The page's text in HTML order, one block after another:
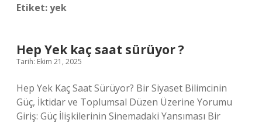
Etiket:yek
Hep Yek kaç saat sürüyor ?
Tarih: Ekim 21, 2025
Hep Yek Kaç Saat Sürüyor? Bir Siyaset Bilimcinin
Güç, İktidar ve Toplumsal Düzen Üzerine Yorumu
Giriş: Güç İlişkilerinin Sinemadaki Yansıması Bir